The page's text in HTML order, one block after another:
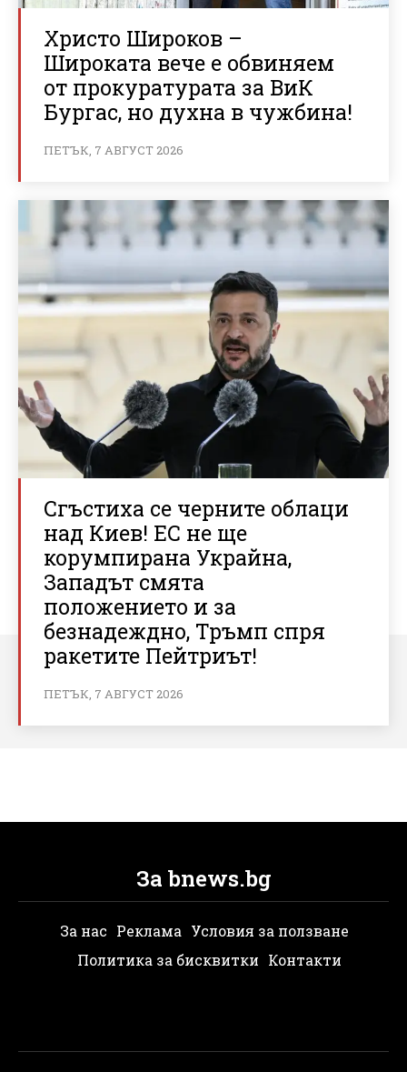
Христо Широков –
Широката вече е обвиняем
от прокуратурата за ВиК
Бургас, но духна в чужбина!
ПЕТЪК, 7 АВГУСТ 2026
Сгъстиха се черните облаци
над Киев! ЕС не ще
корумпирана Украйна,
Западът смята
положението и за
безнадеждно, Тръмп спря
ракетите Пейтриът!
ПЕТЪК, 7 АВГУСТ 2026
За bnews.bg
За нас Реклама Условия за ползване
Политика за бисквитки Контакти